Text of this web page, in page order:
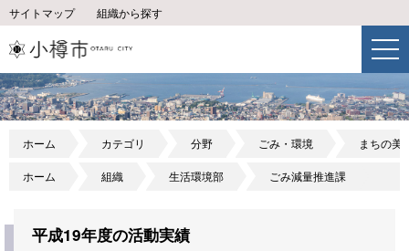
サイトマップ 組織から探す
ホーム カテゴリ 分野 ごみ・環境 まちの美
ホーム 組織 生活環境部 ごみ減量推進課
平成19年度の活動実績